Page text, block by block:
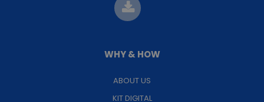
WHY & HOW
ABOUT US
KIT DIGITAL